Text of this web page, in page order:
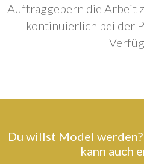
Auftraggebern die Arbeit
kontinuierlich bei der
Du willst Model
kann auch